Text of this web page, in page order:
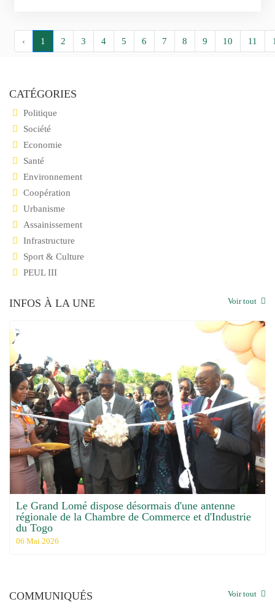
‹ 1 2 3 4 5 6 7 8 9 10 11
CATÉGORIES
Politique
Société
Economie
Santé
Environnement
Coopération
Urbanisme
Assainissement
Infrastructure
Sport & Culture
PEUL III
INFOS À LA UNE Voir tout
Le Grand Lomé dispose désormais d'une antenne
régionale de la Chambre de Commerce et d'Industrie
du Togo
06 Mai 2026
COMMUNIQUÉS Voir tout